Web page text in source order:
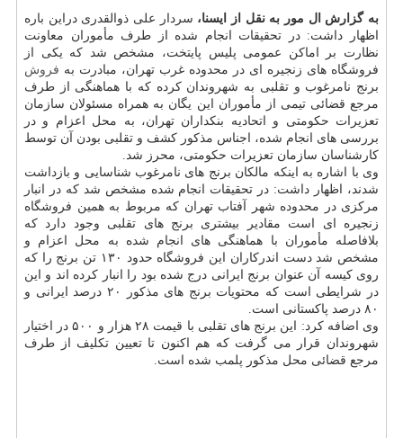
به گزارش ال مور به نقل از ایسنا، سردار علی ذوالقدری دراین باره
اظهار داشت: در تحقیقات انجام شده از طرف مأموران معاونت
نظارت بر اماكن عمومی پلیس پایتخت، مشخص شد كه یكی از
فروشگاه های زنجیره ای در محدوده غرب تهران، مبادرت به فروش
برنج نامرغوب و تقلبی به شهروندان كرده كه با هماهنگی از طرف
مرجع قضائی تیمی از مأموران این یگان به همراه مسئولان سازمان
تعزیرات حكومتی و اتحادیه بنكداران تهران، به محل اعزام و در
بررسی های انجام شده، اجناس مذكور كشف و تقلبی بودن آن توسط
كارشناسان سازمان تعزیرات حكومتی، محرز شد.
وی با اشاره به اینكه مالكان برنج های نامرغوب شناسایی و بازداشت
شدند، اظهار داشت: در تحقیقات انجام شده مشخص شد كه در انبار
مركزی در محدوده شهر آفتاب تهران كه مربوط به همین فروشگاه
زنجیره ای است مقادیر بیشتری برنج های تقلبی وجود دارد كه
بلافاصله مأموران با هماهنگی های انجام شده به محل اعزام و
مشخص شد دست اندركاران این فروشگاه حدود ۱۳۰ تن برنج را كه
روی كیسه آن عنوان برنج ایرانی درج شده بود را انبار كرده اند و این
در شرایطی است كه محتویات برنج های مذكور ۲۰ درصد ایرانی و
۸۰ درصد پاكستانی است.
وی اضافه كرد: این برنج های تقلبی با قیمت ۲۸ هزار و ۵۰۰ در اختیار
شهروندان قرار می گرفت كه هم اكنون تا تعیین تكلیف از طرف
مرجع قضائی محل مذكور پلمب شده است.